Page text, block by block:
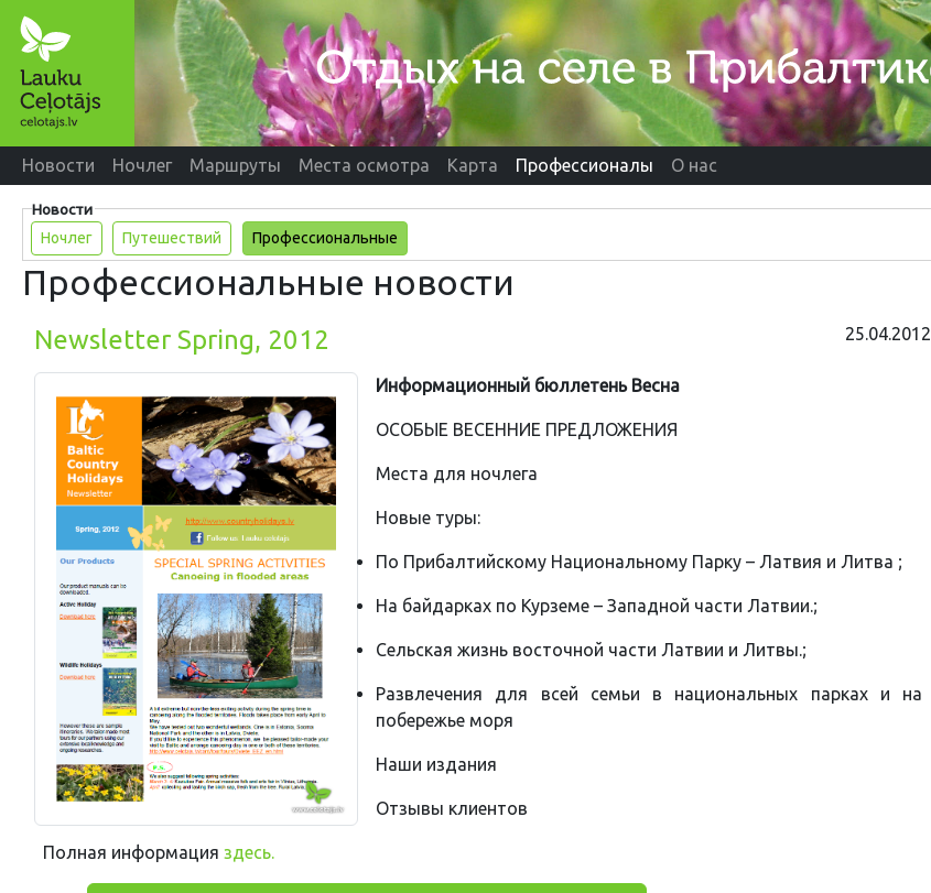
Новости Ночлег Маршруты Места осмотра Карта Профессионалы О нас
Новости
Ночлег
Путешествий Профессиональные
Профессиональные новости
Newsletter Spring, 2012 25.04.2012
Информационный бюллетень Bесна
ОСОБЫЕ ВЕСЕННИЕ ПРЕДЛОЖЕНИЯ
Места для ночлега
Новые туры:
По Прибалтийскому Национальному Парку – Латвия и Литва ;
На байдарках по Курземе – Западной части Латвии.;
Сельская жизнь восточной части Латвии и Литвы.;
Развлечения для всей семьи в национальных парках и на
побережье моря
Наши издания
Отзывы клиентoв
Полная информация здесь.